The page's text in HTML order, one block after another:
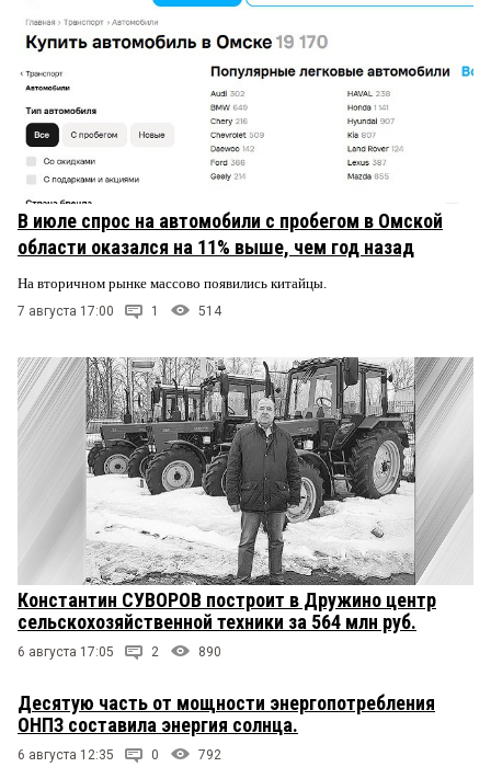
В июле спрос на автомобили с пробегом в Омской
области оказался на 11% выше, чем год назад
На вторичном рынке массово появились китайцы.
7 августа 17:00 1 514
Константин СУВОРОВ построит в Дружино центр
сельскохозяйственной техники за 564 млн руб.
6 августа 17:05 2 890
Десятую часть от мощности энергопотребления
ОНПЗ составила энергия солнца.
6 августа 12:35 0 792